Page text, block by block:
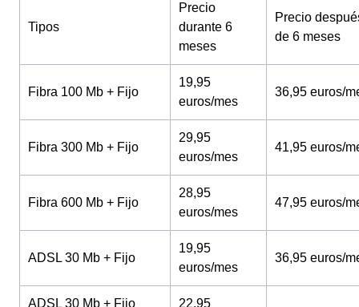
Tipos
Precio
durante 6
meses
Precio
de 6 meses
Fibra 100 Mb + Fijo
19,95
euros/mes
36,95 euros/
Fibra 300 Mb + Fijo
29,95
euros/mes
41,95 euros/
Fibra 600 Mb + Fijo
28,95
euros/mes
47,95 euros/
ADSL 30 Mb + Fijo
19,95
euros/mes
36,95 euros/
ADSL 30 Mb + Fijo 22,95